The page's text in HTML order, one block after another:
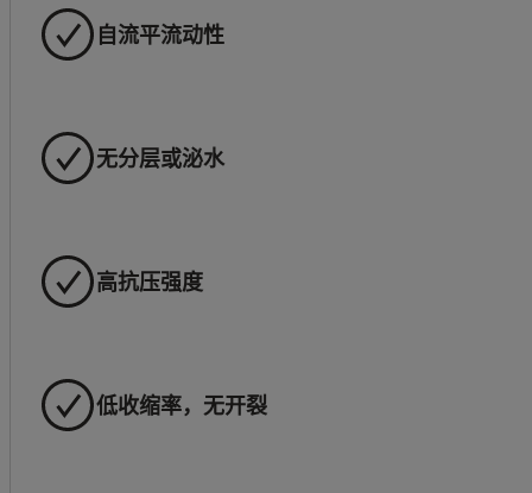
自流平流动性
无分层或泌水
高抗压强度
低收缩率，无开裂